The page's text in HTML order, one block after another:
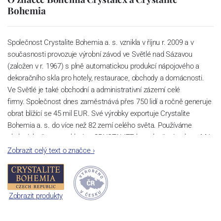
Bohemia
Společnost Crystalite Bohemia a. s. vznikla v říjnu r. 2009 a v
současnosti provozuje výrobní závod ve Světlé nad Sázavou
(založen v r. 1967) s plně automatickou produkcí nápojového a
dekoračního skla pro hotely, restaurace, obchody a domácnosti.
Ve Světlé je také obchodní a administrativní zázemí celé
firmy. Společnost dnes zaměstnává přes 750 lidí a ročně generuje
obrat blížící se 45 mil EUR. Své výrobky exportuje Crystalite
Bohemia a. s. do více než 82 zemí celého světa. Používáme
ekologicky šetrnou sklovinu CRYSTALITE bez sloučenin olova. Má
perfektní lom světla a vysokou pevnost a životnost díky příměsi
velkém počtu cyklů.
Sklárna Světlá nad Sázavou
Zobrazit celý text o značce›
Zobrazit produkty